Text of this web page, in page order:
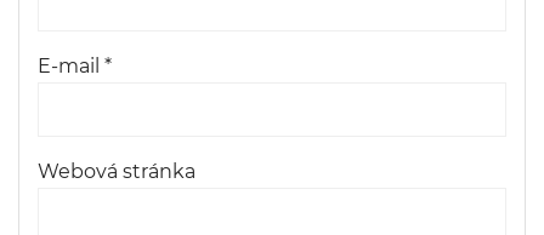
E-mail *
Webová stránka